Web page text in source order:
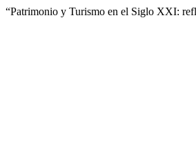
“Patrimonio y Turismo en el Siglo XXI: